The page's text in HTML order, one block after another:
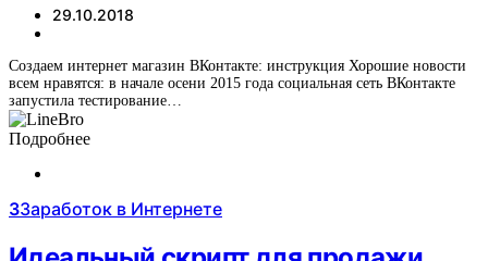
29.10.2018
Создаем интернет магазин ВКонтакте: инструкция Хорошие новости
всем нравятся: в начале осени 2015 года социальная сеть ВКонтакте
запустила тестирование…
Подробнее
ЗЗаработок в Интернете